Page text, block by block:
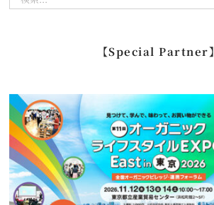
【Special Partner】